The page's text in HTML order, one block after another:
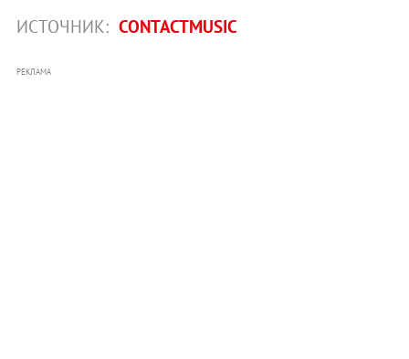
ИСТОЧНИК: CONTACTMUSIC
РЕКЛАМА